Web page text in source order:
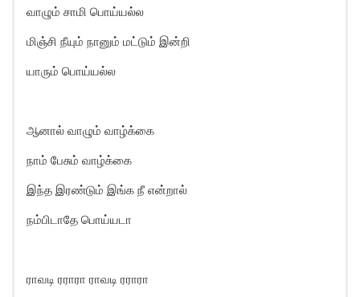
வாழும் சாமி பொய்யல்ல
மிஞ்சி நீயும் நானும் மட்டும் இன்றி
யாரும் பொய்யல்ல
ஆனால் வாழும் வாழ்க்கை
நாம் பேசும் வாழ்க்கை
இந்த இரண்டும் இங்க நீ என்றால்
நம்பிடாதே பொய்யடா
ராவடி ரராரா ராவடி ரராரா